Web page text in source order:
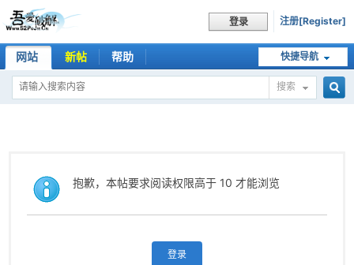
登录 注册[Register]
快捷导航
网站 新帖 帮助
搜索
抱歉，本帖要求阅读权限高于 10 才能浏览
登录